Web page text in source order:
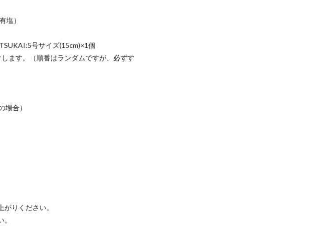
塩）
号サイズ(15cm)×1個
ます。（順番はランダムですが、必ずす
場合）
りください。